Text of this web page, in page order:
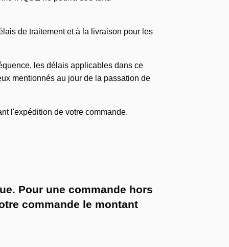
de traitement et à la livraison pour les
les délais applicables dans ce
mentionnés au jour de la passation de
l'expédition de votre commande.
Pour une commande hors
commande le montant